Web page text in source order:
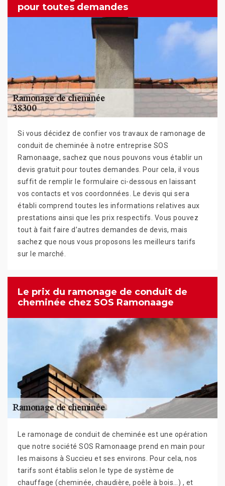
pour toutes demandes
Si vous décidez de confier vos travaux de ramonage de
conduit de cheminée à notre entreprise SOS
Ramonaage, sachez que nous pouvons vous établir un
devis gratuit pour toutes demandes. Pour cela, il vous
suffit de remplir le formulaire ci-dessous en laissant
vos contacts et vos coordonnées. Le devis qui sera
établi comprend toutes les informations relatives aux
prestations ainsi que les prix respectifs. Vous pouvez
tout à fait faire d’autres demandes de devis, mais
sachez que nous vous proposons les meilleurs tarifs
sur le marché.
Le prix du ramonage de conduit de
cheminée chez SOS Ramonaage
Le ramonage de conduit de cheminée est une opération
que notre société SOS Ramonaage prend en main pour
les maisons à Succieu et ses environs. Pour cela, nos
tarifs sont établis selon le type de système de
chauffage (cheminée, chaudière, poêle à bois…) , et